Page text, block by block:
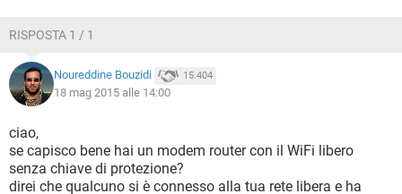
RISPOSTA 1 / 1
Noureddine Bouzidi 15.404
18 mag 2015 alle 14:00
ciao,
se capisco bene hai un modem router con il WiFi libero
senza chiave di protezione?
direi che qualcuno si è connesso alla tua rete libera e ha